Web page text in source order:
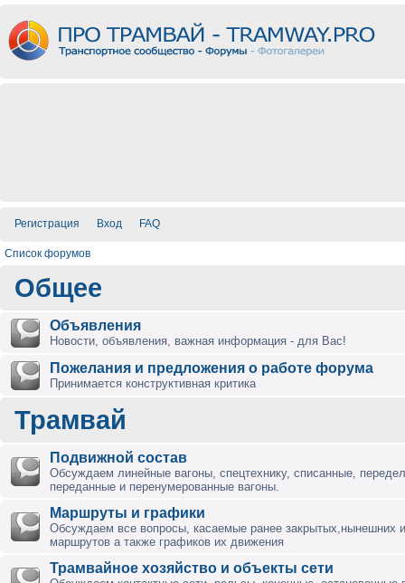
Регистрация Вход FAQ
Список форумов
Общее
Объявления
Новости, объявления, важная информация - для Вас!
Пожелания и предложения о работе форума
Принимается конструктивная критика
Трамвай
Подвижной состав
Обсуждаем линейные вагоны, спецтехнику, списанные,
переданные и перенумерованные вагоны.
Маршруты и графики
Обсуждаем все вопросы, касаемые ранее закрытых,нынешних
маршрутов а также графиков их движения
Трамвайное хозяйство и объекты сети